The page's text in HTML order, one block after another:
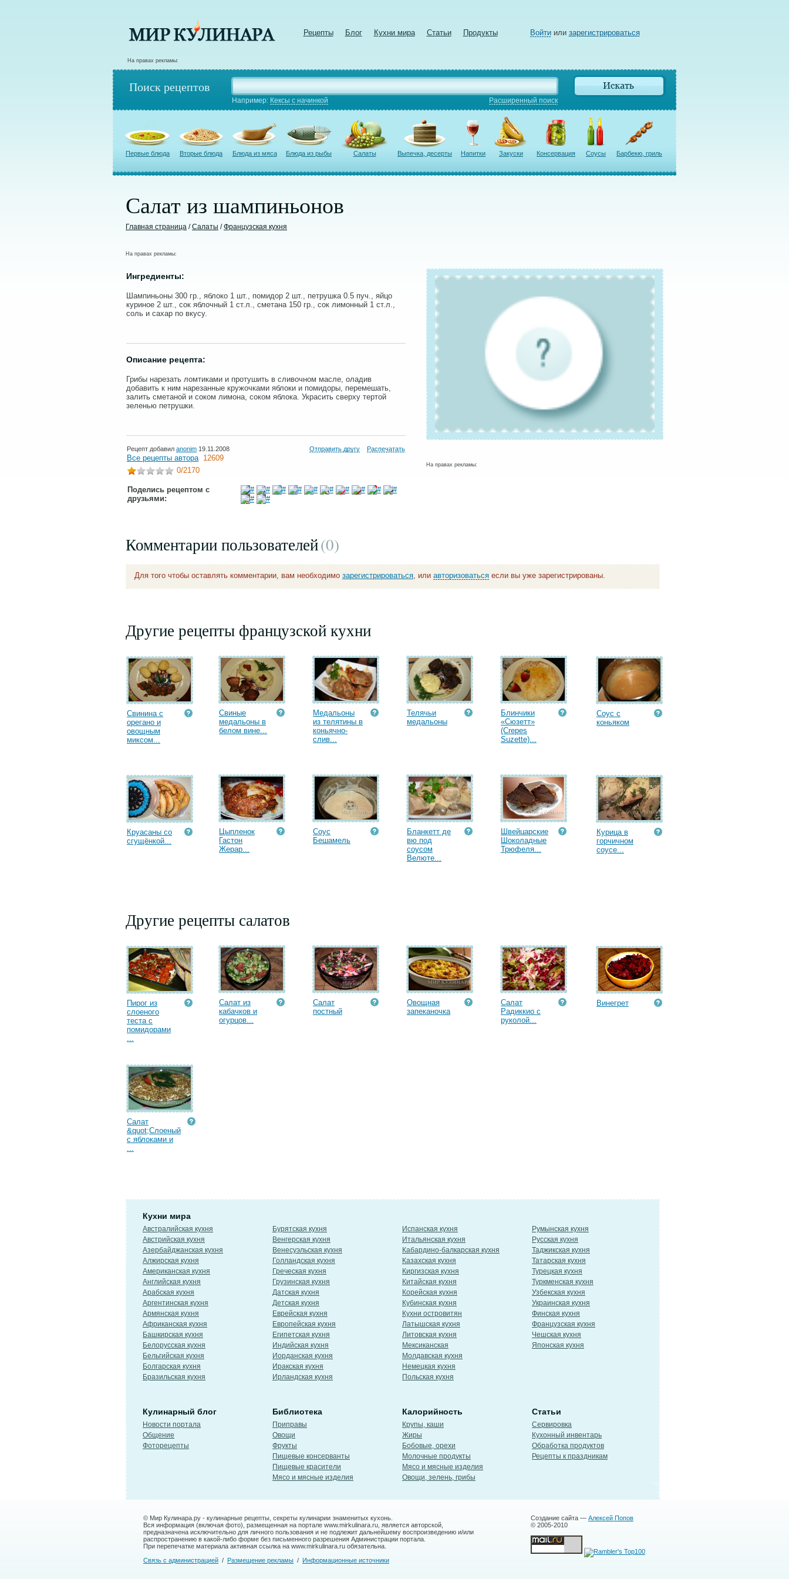
Рецепты Блог Кухни мира Статьи Продукты Войтиили зарегистрироваться
На правах рекламы:
Поиск рецептов
Например: Кексы с начинкой Расширенный поиск
Первые блюда Вторые блюда Блюда из мяса Блюда из рыбы Салаты Выпечка, десерты Напитки Закуски Консервация Соусы Барбекю, гриль
Салат из шампиньонов
Главная страница /Салаты /Французская кухня
На правах рекламы:
Ингредиенты:
Шампиньоны 300 гр., яблоко 1 шт., помидор 2 шт., петрушка 0.5 пуч., яйцо
куриное 2 шт., сок яблочный 1 ст.л., сметана 150 гр., сок лимонный 1 ст.л.,
соль и сахар по вкусу.
Описание рецепта:
Грибы нарезать ломтиками и протушить в сливочном масле, оладив
добавить к ним нарезанные кружочками яблоки и помидоры, перемешать,
залить сметаной и соком лимона, соком яблока. Украсить сверху тертой
зеленью петрушки.
Рецепт добавил anonim 19.11.2008 Отправить другу Распечатать
Все рецепты автора 12609
0/2170
Поделись рецептом с
друзьями:
На правах рекламы:
Комментарии пользователей(0)
Для того чтобы оставлять комментарии, вам необходимо зарегистрироваться, или авторизоваться если вы уже зарегистрированы.
Другие рецепты французской кухни
Свинина с
орегано и
овощным
миксом...
Свиные
медальоны в
белом вине...
Медальоны
из телятины в
коньячно-
слив...
Телячьи
медальоны
Блинчики
«Сюзетт»
(Crepes
Suzette)...
Соус с
коньяком
Круасаны со
сгущёнкой...
Цыпленок
Гастон
Жерар...
Соус
Бешамель
Бланкетт де
вю под
соусом
Велюте...
Швейцарские
Шоколадные
Трюфеля...
Курица в
горчичном
соусе...
Другие рецепты салатов
Пирог из
слоеного
теста с
помидорами
...
Салат из
кабачков и
огурцов...
Салат
постный
Овощная
запеканочка
Салат
Радиккио с
руколой...
Винегрет
Салат
&quot;Слоеный
с яблоками и
...
Кухни мира
Австралийская кухня
Австрийская кухня
Азербайджанская кухня
Алжирская кухня
Американская кухня
Английская кухня
Арабская кухня
Аргентинская кухня
Армянская кухня
Африканская кухня
Башкирская кухня
Белорусская кухня
Бельгийская кухня
Болгарская кухня
Бразильская кухня
Бурятская кухня
Венгерская кухня
Венесуэльская кухня
Голландская кухня
Греческая кухня
Грузинская кухня
Датская кухня
Детская кухня
Еврейская кухня
Европейская кухня
Египетская кухня
Индийская кухня
Иорданская кухня
Иракская кухня
Ирландская кухня
Испанская кухня
Итальянская кухня
Кабардино-балкарская кухня
Казахская кухня
Киргизская кухня
Китайская кухня
Корейская кухня
Кубинская кухня
Кухни островитян
Латышская кухня
Литовская кухня
Мексиканская
Молдавская кухня
Немецкая кухня
Польская кухня
Румынская кухня
Русская кухня
Таджикская кухня
Татарская кухня
Турецкая кухня
Туркменская кухня
Узбекская кухня
Украинская кухня
Финская кухня
Французская кухня
Чешская кухня
Японская кухня
Кулинарный блог
Новости портала
Общение
Фоторецепты
Библиотека
Приправы
Овощи
Фрукты
Пищевые консерванты
Пищевые красители
Мясо и мясные изделия
Калорийность
Крупы, каши
Жиры
Бобовые, орехи
Молочные продукты
Мясо и мясные изделия
Овощи, зелень, грибы
Статьи
Сервировка
Кухонный инвентарь
Обработка продуктов
Рецепты к праздникам
© Мир Кулинара.ру - кулинарные рецепты, секреты кулинарии знаменитых кухонь.
Вся информация (включая фото), размещенная на портале www.mirkulinara.ru, является авторской,
предназначена исключительно для личного пользования и не подлежит дальнейшему воспроизведению и/или
распространению в какой-либо форме без письменного разрешения Администрации портала.
При перепечатке материала активная ссылка на www.mirkulinara.ru обязательна.
Связь с администрацией / Размещение рекламы / Информационные источники
Создание сайта — Алексей Попов
© 2005-2010